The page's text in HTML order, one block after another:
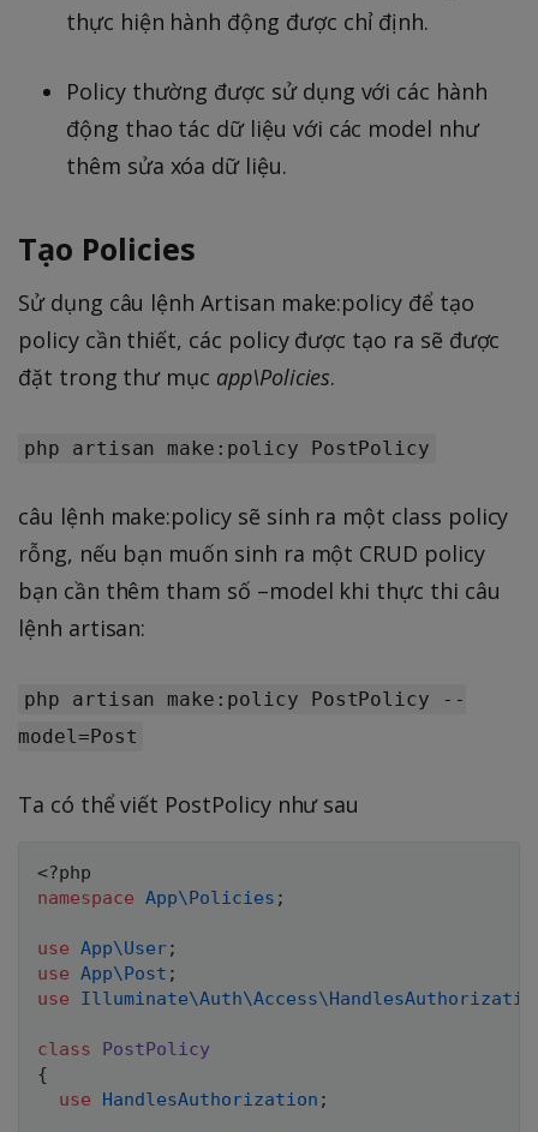
thực hiện hành động được chỉ định.
Policy thường được sử dụng với các hành
động thao tác dữ liệu với các model như
thêm sửa xóa dữ liệu.
Tạo Policies
Sử dụng câu lệnh Artisan make:policy để tạo
policy cần thiết, các policy được tạo ra sẽ được
đặt trong thư mục app\Policies.
php artisan make:policy PostPolicy
câu lệnh make:policy sẽ sinh ra một class policy
rỗng, nếu bạn muốn sinh ra một CRUD policy
bạn cần thêm tham số –model khi thực thi câu
lệnh artisan:
php artisan make:policy PostPolicy --
model=Post
Ta có thể viết PostPolicy như sau
<?php
namespace App\Policies ;
use App\User;
use App\Post ;
use
Illuminate\Auth\Access\
class
PostPolicy
{
use
HandlesAuthorization ;